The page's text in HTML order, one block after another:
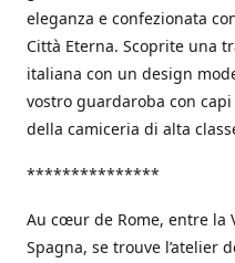
eleganza e confezionata
Città Eterna. Scoprite una
italiana con un design
vostro guardaroba con
della camiceria di alta
***************
Au cœur de Rome, entre la
Spagna, se trouve l’atelier